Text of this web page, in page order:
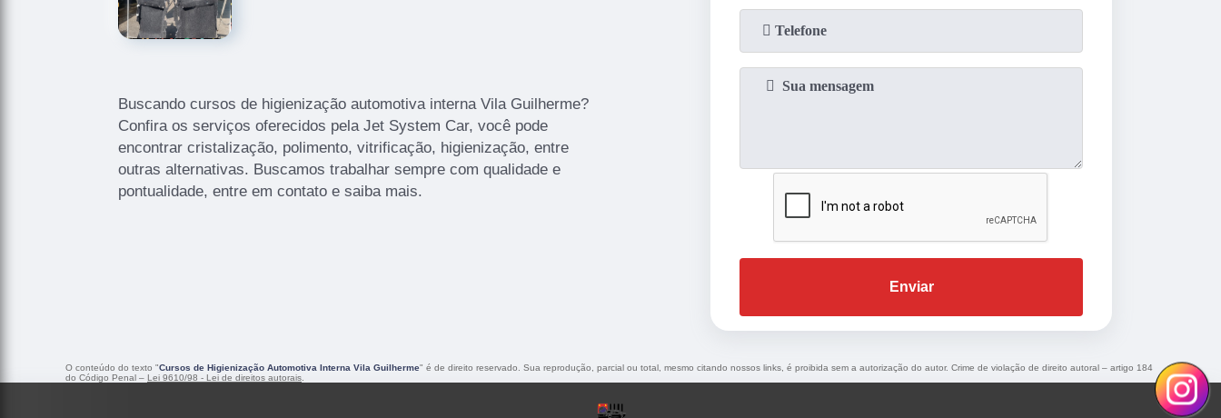
Buscando cursos de higienização automotiva interna Vila Guilherme?
Confira os serviços oferecidos pela Jet System Car, você pode
encontrar cristalização, polimento, vitrificação, higienização, entre
outras alternativas. Buscamos trabalhar sempre com qualidade e
pontualidade, entre em contato e saiba mais.
Enviar
O conteúdo do texto "Cursos de Higienização Automotiva Interna Vila Guilherme" é de direito reservado. Sua reprodução, parcial ou total, mesmo citando nossos links, é proibida sem a autorização do autor. Crime de violação de direito autoral – artigo 184
do Código Penal – Lei 9610/98 - Lei de direitos autorais.